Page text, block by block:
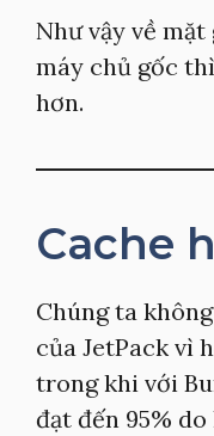
Như vậy về
máy chủ gốc
hơn.
Cache
Chúng ta
của JetPack vì
trong khi với
đạt đến 95%